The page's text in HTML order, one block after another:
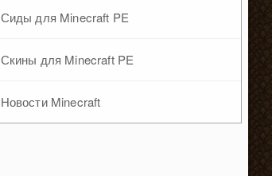
Сиды для Minecraft PE
Скины для Minecraft PE
Новости Minecraft